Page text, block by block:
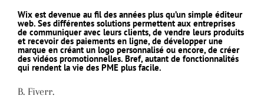
Wix est devenue au fil des années plus qu’un simple éditeur
web. Ses différentes solutions permettent aux entreprises
de communiquer avec leurs clients, de vendre leurs produits
et recevoir des paiements en ligne, de développer une
marque en créant un logo personnalisé ou encore, de créer
des vidéos promotionnelles. Bref, autant de fonctionnalités
qui rendent la vie des PME plus facile.
B. Fiverr.